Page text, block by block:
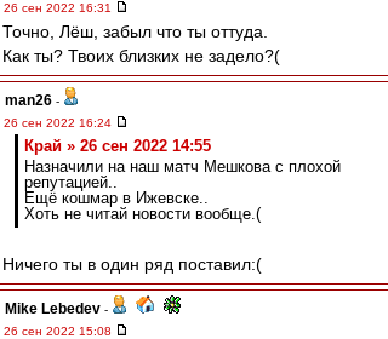
26 сен 2022 16:31
Точно, Лёш, забыл что ты оттуда.
Как ты? Твоих близких не задело?(
man26 -
26 сен 2022 16:24
Край » 26 сен 2022 14:55
Назначили на наш матч Мешкова с плохой
репутацией..
Ещё кошмар в Ижевске..
Хоть не читай новости вообще.(
Ничего ты в один ряд поставил:(
Mike Lebedev -
26 сен 2022 15:08